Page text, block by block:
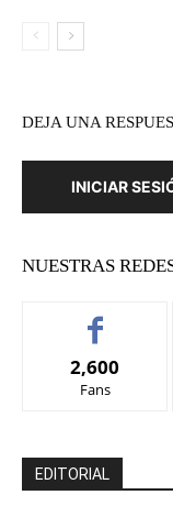
DEJA UNA
INICIAR
NUESTRAS
2,600
Fans
EDITORIAL